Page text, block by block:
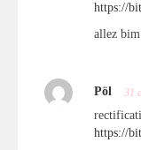
https://
allez
Pöl 31
https://